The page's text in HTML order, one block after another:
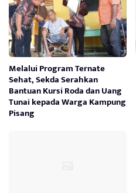
Melalui Program Ternate
Sehat, Sekda Serahkan
Bantuan Kursi Roda dan Uang
Tunai kepada Warga Kampung
Pisang